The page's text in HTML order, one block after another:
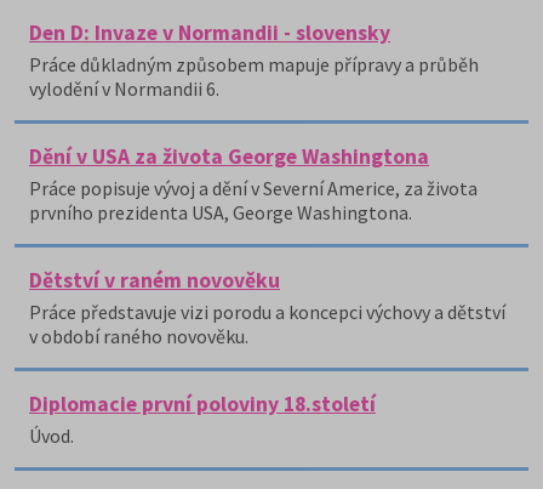
Den D: Invaze v Normandii - slovensky
Práce důkladným způsobem mapuje přípravy a průběh
vylodění v Normandii 6.
Dění v USA za života George Washingtona
Práce popisuje vývoj a dění v Severní Americe, za života
prvního prezidenta USA, George Washingtona.
Dětství v raném novověku
Práce představuje vizi porodu a koncepci výchovy a dětství
v období raného novověku.
Diplomacie první poloviny 18.století
Úvod.